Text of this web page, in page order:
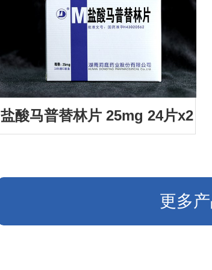
盐酸马普替林片 25mg 24片x2
更多